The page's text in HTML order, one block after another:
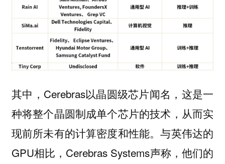
其中，Cerebras以晶圆级芯片闻名，这是一
种将整个晶圆制成单个芯片的技术，从而实
现前所未有的计算密度和性能。与英伟达的
GPU相比，Cerebras Systems声称，他们的